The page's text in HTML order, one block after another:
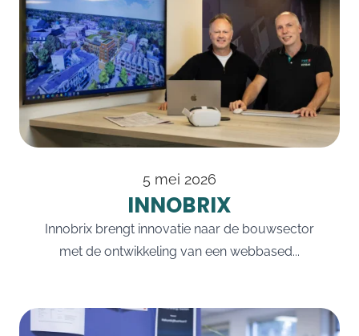
5 mei 2026
INNOBRIX
Innobrix brengt innovatie naar de bouwsector
met de ontwikkeling van een webbased...